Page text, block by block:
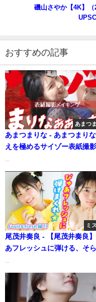
磯山さやか【4K】
おすすめの記事
あまつ
あまつまりな - あまつまり
えを極めるサイゾー表紙撮
画質版】 (May 29, 2025) |
ゾーグラフィックさんより
...
ミ
尾茂井奏良 - 【尾茂井奏良】ぴゅ
あフレッシュに弾ける、そ
年03月06日） | ミスマガTV
より